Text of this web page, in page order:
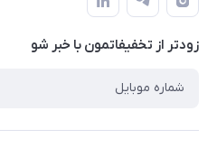
حساب کاربری
حریم خصوصی
بلاگ
شرایط ضمانت هفت روزه
روش ارسال کالا در گوشی آنلاین
روش بازگردانی کالا
زودتر از تخفیفاتمون با خبر شو